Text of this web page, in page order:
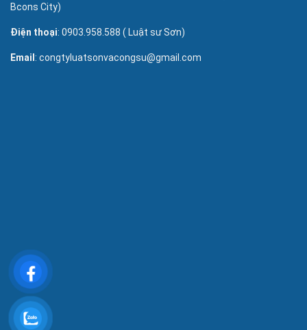
Bcons City)
Điện thoại: 0903.958.588 ( Luật sư Sơn)
Email : congtyluatsonvacongsu@gmail.com